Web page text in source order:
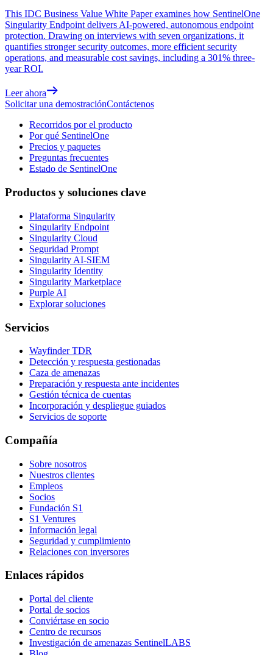
This IDC Business Value White Paper examines how SentinelOne
Singularity Endpoint delivers AI-powered, autonomous endpoint
protection. Drawing on interviews with seven organizations, it
quantifies stronger security outcomes, more efficient security
operations, and measurable cost savings, including a 301% three-
year ROI.
Leer ahora
Solicitar una demostraciónContáctenos
Recorridos por el producto
Por qué SentinelOne
Precios y paquetes
Preguntas frecuentes
Estado de SentinelOne
Productos y soluciones clave
Plataforma Singularity
Singularity Endpoint
Singularity Cloud
Seguridad Prompt
Singularity AI-SIEM
Singularity Identity
Singularity Marketplace
Purple AI
Explorar soluciones
Servicios
Wayfinder TDR
Detección y respuesta gestionadas
Caza de amenazas
Preparación y respuesta ante incidentes
Gestión técnica de cuentas
Incorporación y despliegue guiados
Servicios de soporte
Compañía
Sobre nosotros
Nuestros clientes
Empleos
Socios
Fundación S1
S1 Ventures
Información legal
Seguridad y cumplimiento
Relaciones con inversores
Enlaces rápidos
Portal del cliente
Portal de socios
Conviértase en socio
Centro de recursos
Investigación de amenazas SentinelLABS